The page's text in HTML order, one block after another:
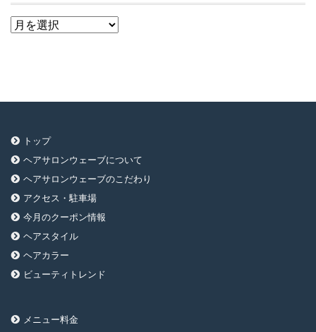
ア
トップ
ヘアサロンウェーブについて
ヘアサロンウェーブのこだわり
アクセス・駐車場
今月のクーポン情報
ヘアスタイル
ヘアカラー
ビューティトレンド
メニュー料金